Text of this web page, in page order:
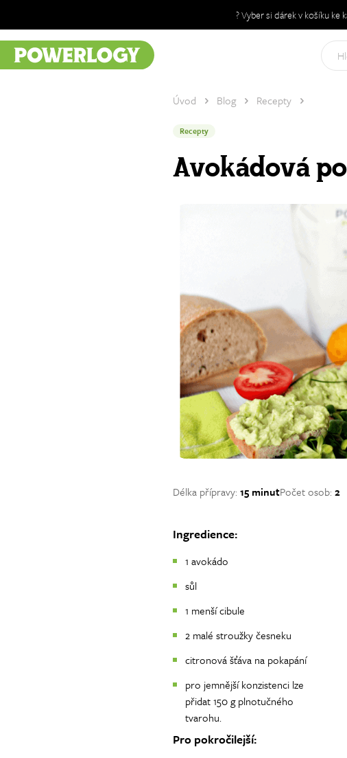
? Vyber si dárek v košíku ke
Úvod Blog Recepty
Recepty
Avokádová
Délka přípravy: 15 minutPočet osob: 2
Ingredience:
1 avokádo
sůl
1 menší cibule
2 malé stroužky česneku
citronová šťáva na pokapání
pro jemnější konzistenci lze
přidat 150 g plnotučného
tvarohu.
Pro pokročilejší: